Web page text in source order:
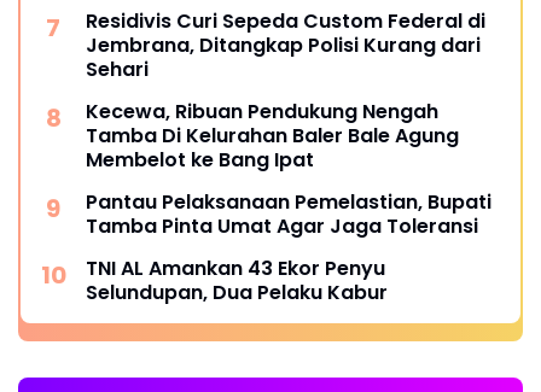
Residivis Curi Sepeda Custom Federal di
Jembrana, Ditangkap Polisi Kurang dari
Sehari
Kecewa, Ribuan Pendukung Nengah
Tamba Di Kelurahan Baler Bale Agung
Membelot ke Bang Ipat
Pantau Pelaksanaan Pemelastian, Bupati
Tamba Pinta Umat Agar Jaga Toleransi
TNI AL Amankan 43 Ekor Penyu
Selundupan, Dua Pelaku Kabur